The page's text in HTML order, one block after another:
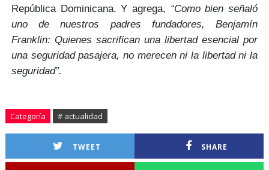
República Dominicana. Y agrega, “Como bien señaló
uno de nuestros padres fundadores, Benjamín
Franklin: Quienes sacrifican una libertad esencial por
una seguridad pasajera, no merecen ni la libertad ni la
seguridad”.
Categoría # actualidad
TWEET SHARE